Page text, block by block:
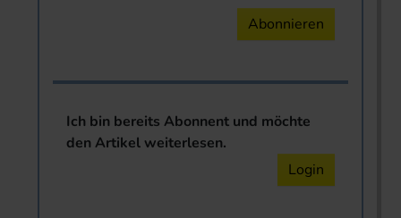
Abonnieren
Ich bin bereits Abonnent und möchte
den Artikel weiterlesen.
Login